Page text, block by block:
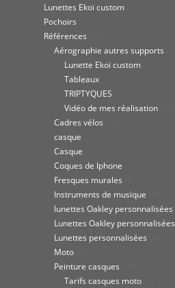
Lunettes Ekoï custom
Pochoirs
Références
Aérographie autres supports
Lunette Ekoï custom
Tableaux
TRIPTYQUES
Vidéo de mes réalisation
Cadres vélos
casque
Casque
Coques de Iphone
Fresques murales
Instruments de musique
lunettes Oakley personnalisées
Lunettes Oakley personnalisées
Lunettes personnalisées
Moto
Peinture casques
Tarifs casques moto